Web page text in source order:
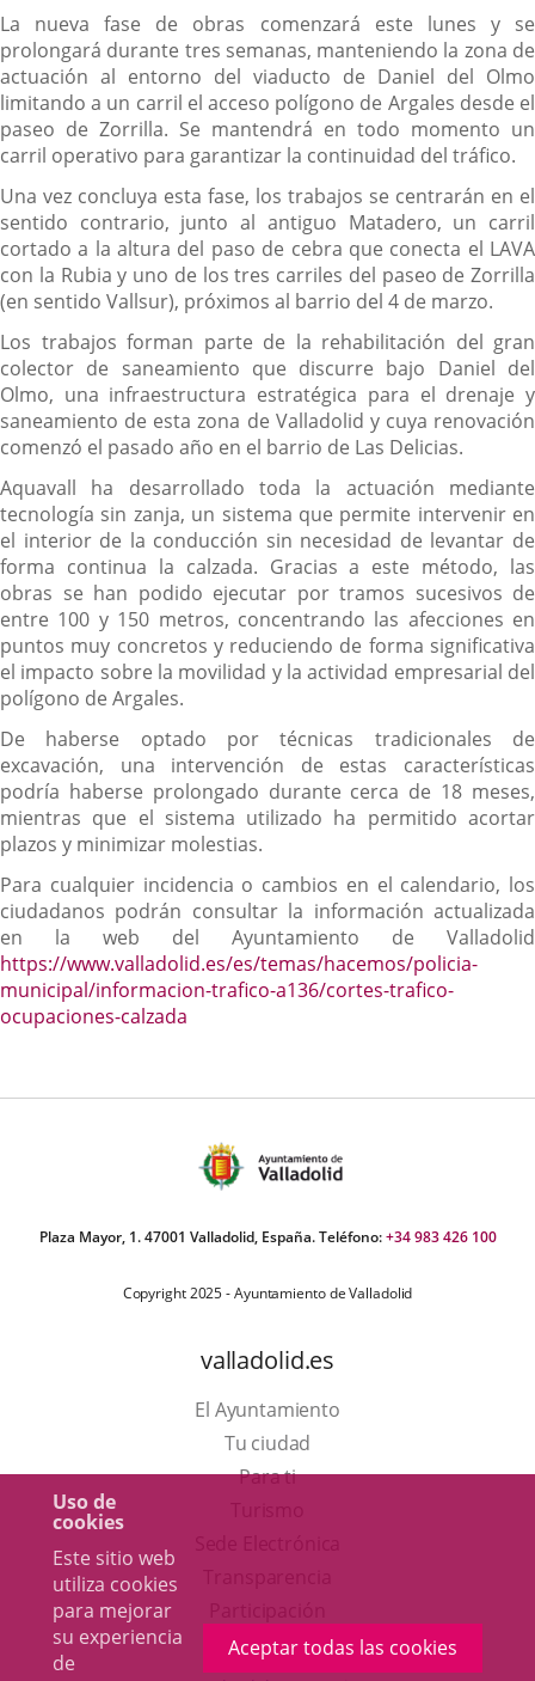
Uso de
cookies
Este sitio web
utiliza cookies
para mejorar
su experiencia
de
Aceptar todas las cookies
La nueva fase de obras comenzará este lunes y se
prolongará durante tres semanas, manteniendo la zona de
actuación al entorno del viaducto de Daniel del Olmo
limitando a un carril el acceso polígono de Argales desde el
paseo de Zorrilla. Se mantendrá en todo momento un
carril operativo para garantizar la continuidad del tráfico.
Una vez concluya esta fase, los trabajos se centrarán en el
sentido contrario, junto al antiguo Matadero, un carril
cortado a la altura del paso de cebra que conecta el LAVA
con la Rubia y uno de los tres carriles del paseo de Zorrilla
(en sentido Vallsur), próximos al barrio del 4 de marzo.
Los trabajos forman parte de la rehabilitación del gran
colector de saneamiento que discurre bajo Daniel del
Olmo, una infraestructura estratégica para el drenaje y
saneamiento de esta zona de Valladolid y cuya renovación
comenzó el pasado año en el barrio de Las Delicias.
Aquavall ha desarrollado toda la actuación mediante
tecnología sin zanja, un sistema que permite intervenir en
el interior de la conducción sin necesidad de levantar de
forma continua la calzada. Gracias a este método, las
obras se han podido ejecutar por tramos sucesivos de
entre 100 y 150 metros, concentrando las afecciones en
puntos muy concretos y reduciendo de forma significativa
el impacto sobre la movilidad y la actividad empresarial del
polígono de Argales.
De haberse optado por técnicas tradicionales de
excavación, una intervención de estas características
podría haberse prolongado durante cerca de 18 meses,
mientras que el sistema utilizado ha permitido acortar
plazos y minimizar molestias.
Para cualquier incidencia o cambios en el calendario, los
ciudadanos podrán consultar la información actualizada
en la web del Ayuntamiento de Valladolid
https://www.valladolid.es/es/temas/hacemos/policia-
municipal/informacion-trafico-a136/cortes-trafico-
ocupaciones-calzada
Plaza Mayor, 1. 47001 Valladolid, España. Teléfono:+34 983 426 100
Copyright 2025 - Ayuntamiento de Valladolid
valladolid.es
El Ayuntamiento
Tu ciudad
Para ti
en aplicación